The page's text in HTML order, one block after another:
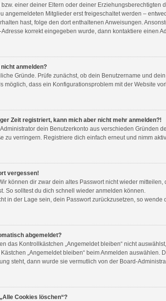
einer deiner Eltern oder deiner
angemeldeten Mitglieder erst freigeschaltet werden –
hast, folge den dort enthaltenen Anweisungen.
korrekt eingegeben wurde, dann kontaktiere einen
anmelden?
Gründe. Prüfe zunächst, ob dein Benutzername und
möglich, dass ein Konfigurationsproblem mit der Website
Zeit registriert, kann mich aber nicht mehr anmelden?!
dein Benutzerkonto aus verschieden Gründen
zu verringern. Registriere dich einfach erneut und nimm
vergessen!
können dir zwar dein altes Passwort nicht wieder
So solltest du dich schnell wieder anmelden können.
in der Lage sein, dein Passwort zurückzusetzen, so wende
abgemeldet?
das Kontrollkästchen „Angemeldet bleiben“ nicht
„Angemeldet bleiben“ beim Anmelden
steht, dann wurde sie vermutlich von der Board-
Cookies löschen“?